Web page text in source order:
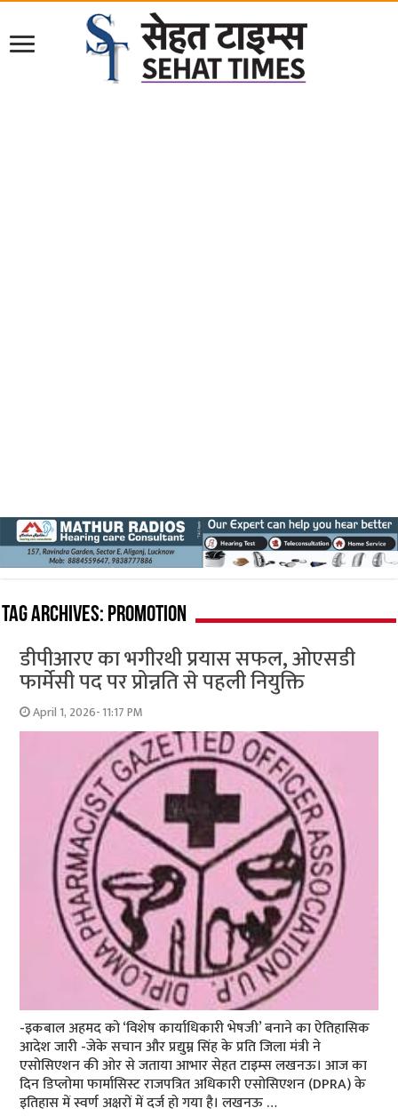
Tag Archives: Promotion
डीपीआरए का भगीरथी प्रयास सफल, ओएसडी
फार्मेसी पद पर प्रोन्नति से पहली नियुक्ति
April 1, 2026- 11:17 PM
-इकबाल अहमद को ‘विशेष कार्याधिकारी भेषजी’ बनाने का ऐतिहासिक
आदेश जारी -जेके सचान और प्रद्युम्न सिंह के प्रति जिला मंत्री ने
एसोसिएशन की ओर से जताया आभार सेहत टाइम्स ​लखनऊ। ​आज का
दिन डिप्लोमा फार्मासिस्ट राजपत्रित अधिकारी एसोसिएशन (DPRA) के
इतिहास में स्वर्ण अक्षरों में दर्ज हो गया है। लखनऊ …